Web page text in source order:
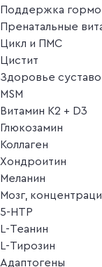
Поддержка
Пренатальные
Цикл и ПМС
Цистит
Здоровье
MSM
Витамин K2 + D3
Глюкозамин
Коллаген
Хондроитин
Меланин
Мозг,
5-HTP
L-Теанин
L-Тирозин
Адаптогены